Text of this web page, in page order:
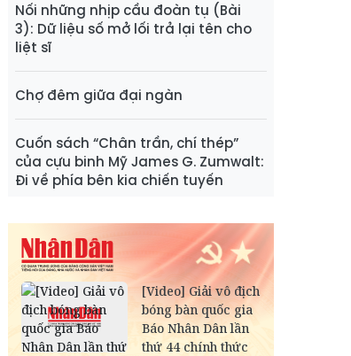
Nối những nhịp cầu đoàn tụ (Bài
3): Dữ liệu số mở lối trả lại tên cho
liệt sĩ
Chợ đêm giữa đại ngàn
Cuốn sách “Chân trần, chí thép”
của cựu binh Mỹ James G. Zumwalt:
Đi về phía bên kia chiến tuyến